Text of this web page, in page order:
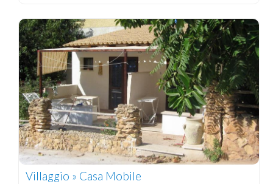
Villaggio » Casa Mobile